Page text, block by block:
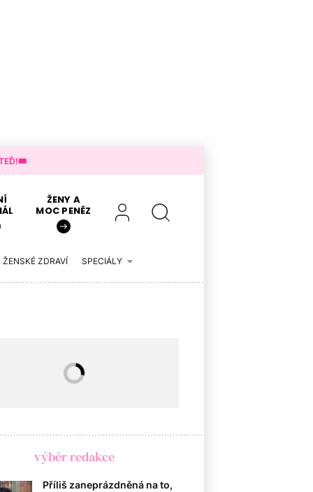
TEĎ!🎟️
ŽENY A
MOC PENĚZ
ŽENSKÉ ZDRAVÍ SPECIÁLY
výběr redakce
Příliš zaneprázdněná na to,